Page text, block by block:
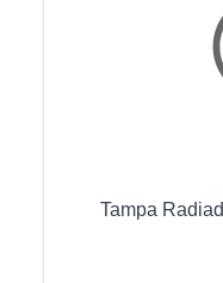
Tampa